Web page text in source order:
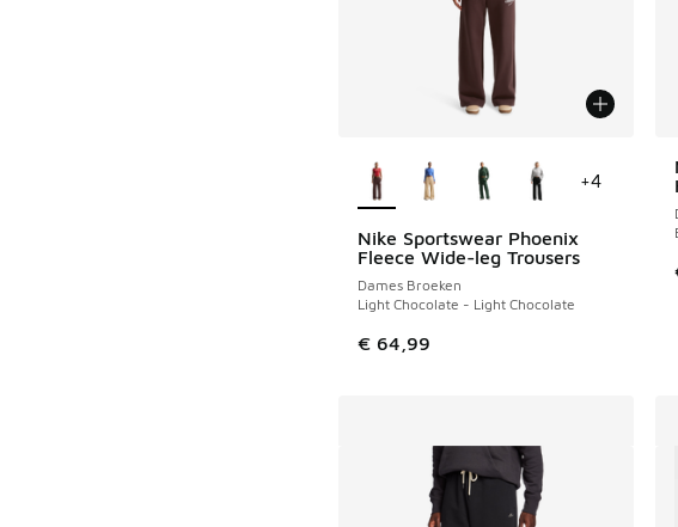
Nike Sportswear Phoenix
Fleece Wide-leg Trousers
Dames Broeken
Light Chocolate - Light Chocolate
€ 64,99
+4